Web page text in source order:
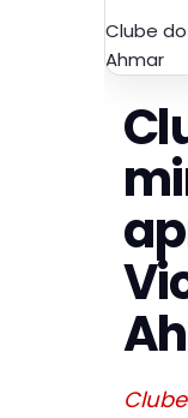
Clube
Ahmar